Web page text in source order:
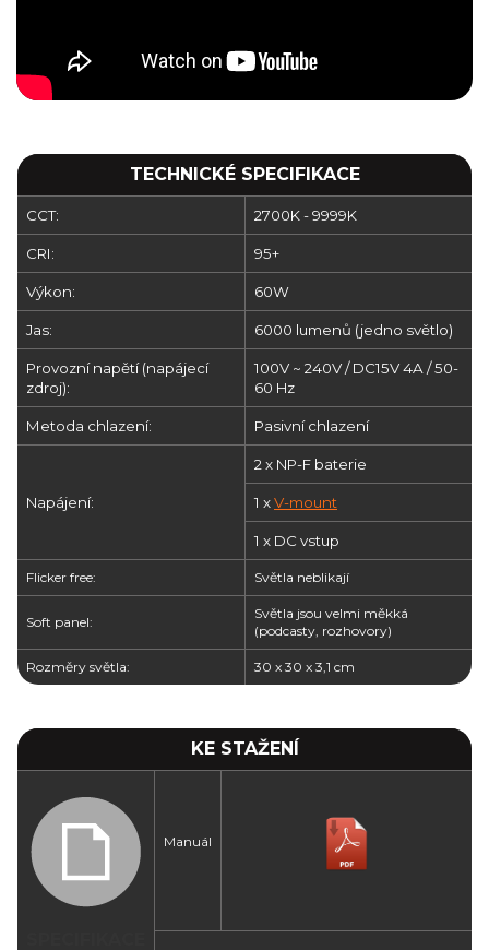
TECHNICKÉ SPECIFIKACE
CCT: 2700K - 9999K
CRI: 95+
Výkon: 60W
Jas: 6000 lumenů (jedno světlo)
Provozní napětí (napájecí
zdroj):
100V ~ 240V / DC15V 4A / 50-
60 Hz
Metoda chlazení: Pasivní chlazení
Napájení:
2 x NP-F baterie
1 xV-mount
1 x DC vstup
Flicker free: Světla neblikají
Soft panel:
Světla jsou velmi měkká
(podcasty, rozhovory)
Rozměry světla: 30 x 30 x 3,1 cm
KE STAŽENÍ
Manuál